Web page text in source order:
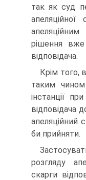
так як суд
рішення
відповідача.
Крім того,
таким
інстанції
відповідача
апеляційний
би прийняти.
розгляду
скарги